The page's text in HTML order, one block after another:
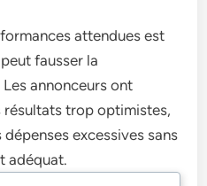
attendues est
fausser la
annonceurs ont
trop optimistes,
excessives sans
adéquat.